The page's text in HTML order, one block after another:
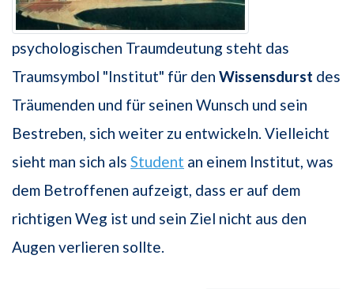
psychologischen Traumdeutung steht das
Traumsymbol "Institut" für den Wissensdurst des
Träumenden und für seinen Wunsch und sein
Bestreben, sich weiter zu entwickeln. Vielleicht
sieht man sich als Student an einem Institut, was
dem Betroffenen aufzeigt, dass er auf dem
richtigen Weg ist und sein Ziel nicht aus den
Augen verlieren sollte.